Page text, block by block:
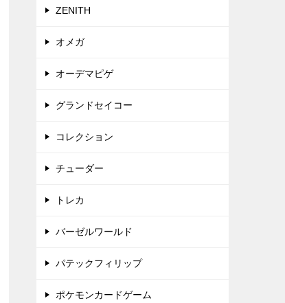
ZENITH
オメガ
オーデマピゲ
グランドセイコー
コレクション
チューダー
トレカ
バーゼルワールド
パテックフィリップ
ポケモンカードゲーム